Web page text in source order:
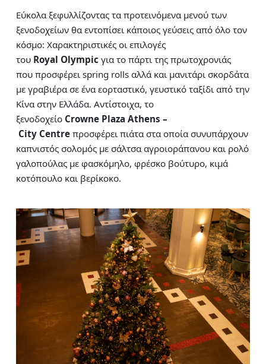
Εύκολα ξεφυλλίζοντας τα προτεινόμενα μενού των
ξενοδοχείων θα εντοπίσει κάποιος γεύσεις από όλο τον
κόσμο: Χαρακτηριστικές οι επιλογές
του Royal Olympic για το πάρτι της πρωτοχρονιάς
που προσφέρει spring rolls αλλά και μανιτάρι σκορδάτα
με γραβιέρα σε ένα εορταστικό, γευστικό ταξίδι από την
Κίνα στην Ελλάδα. Αντίστοιχα, το
ξενοδοχείο Crowne PlazaAthens –
City Centre προσφέρει πιάτα στα οποία συνυπάρχουν
καπνιστός σολομός με σάλτσα αγροιοράπανου και ρολό
γαλοπούλας με φασκόμηλο, φρέσκο βούτυρο, κιμά
κοτόπουλο και βερίκοκο.